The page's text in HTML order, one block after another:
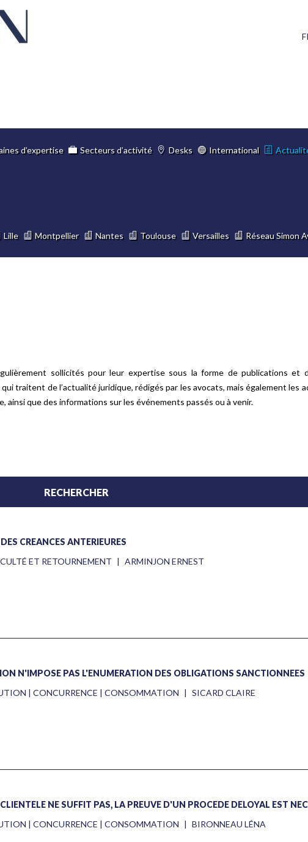
d’expertise Secteurs d’activité Desks International
Lille Montpellier Nantes Toulouse Versailles Réseau Simon
sollicités pour leur expertise sous la forme de publications et
traitent de l’actualité juridique, rédigés par les avocats, mais également les
ainsi que des informations sur les événements passés ou à venir.
CRÉANCES ANTÉRIEURES
ET RETOURNEMENT | ARMINJON ERNEST
N'IMPOSE PAS L'ÉNUMÉRATION DES OBLIGATIONS SANCTIONNÉES
| CONCURRENCE | CONSOMMATION | SICARD CLAIRE
NE SUFFIT PAS, LA PREUVE D'UN PROCÉDÉ DÉLOYAL EST
| CONCURRENCE | CONSOMMATION | BIRONNEAU LÉNA